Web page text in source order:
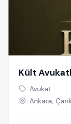
Kült
Avukat
Ankara,